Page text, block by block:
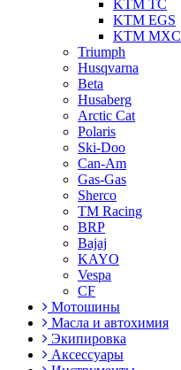
KTM TC
KTM EGS
KTM MXC
Triumph
Husqvarna
Beta
Husaberg
Arctic Cat
Polaris
Ski-Doo
Can-Am
Gas-Gas
Sherco
TM Racing
BRP
Bajaj
KAYO
Vespa
CF
Мотошины
Масла и автохимия
Экипировка
Аксессуары